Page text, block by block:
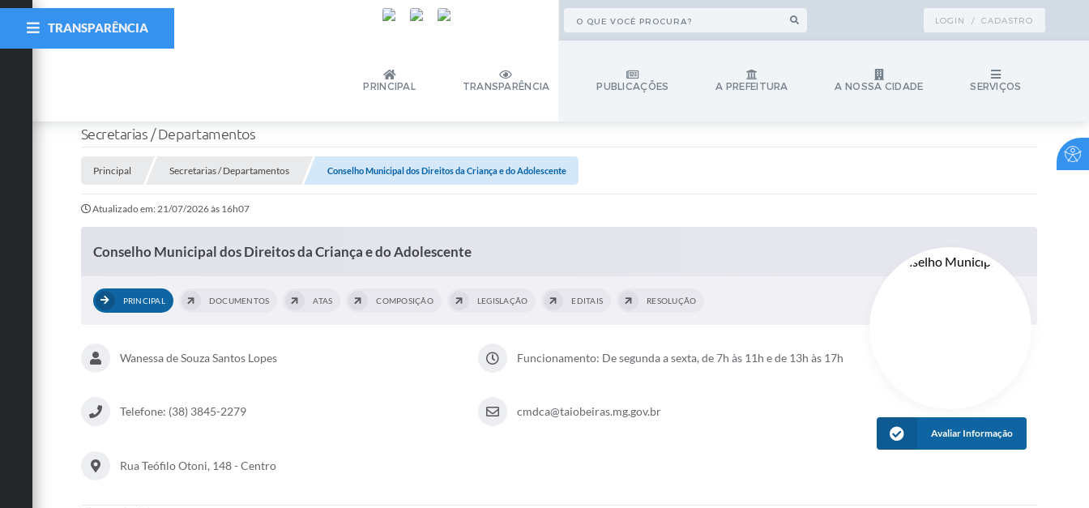
LOGIN / CADASTRO
PRINCIPAL TRANSPARÊNCIA PUBLICAÇÕES A PREFEITURA A NOSSA CIDADE SERVIÇOS
TRANSPARÊNCIA
Secretarias / Departamentos
Principal Secretarias / Departamentos Conselho Municipal dos Direitos da Criança e do Adolescente
Atualizado em: 21/07/2026 às 16h07
Conselho Municipal dos Direitos da Criança e do Adolescente
PRINCIPAL DOCUMENTOS ATAS COMPOSIÇÃO LEGISLAÇÃO EDITAIS RESOLUÇÃO
Wanessa de Souza Santos Lopes Funcionamento: De segunda a sexta, de 7h às 11h e de 13h às 17h
Telefone: (38) 3845-2279 cmdca@taiobeiras.mg.gov.br
Rua Teófilo Otoni, 148 - Centro
Avaliar Informação